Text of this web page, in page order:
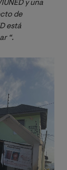
y una
de
está
“.